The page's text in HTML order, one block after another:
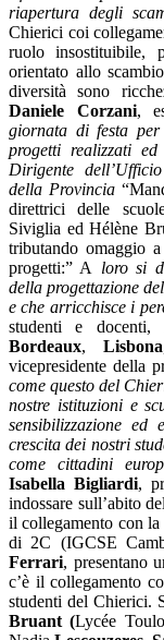
riapertura degli
Chierici coi
ruolo insostituibile,
orientato allo
diversità sono
Daniele Corzani,
giornata di festa
progetti realizzati
Dirigente
della Provincia
direttrici delle
Siviglia ed Hélène
tributando omaggio
progetti:” A
loro si
della progettazione
e che arricchisce i
studenti e docenti,
Bordeaux, Lisbona
vicepresidente della
come questo del
nostre istituzioni e
sensibilizzazione ed
crescita dei nostri
come cittadini
Isabella Bigliardi,
indossare sull’abito
il collegamento con
di 2C (IGCSE
Ferrari, presentano
c’è il collegamento
studenti del Chierici.
Bruant (Lycée